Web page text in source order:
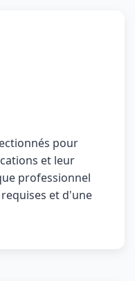
pour
et leur
professionnel
et d'une